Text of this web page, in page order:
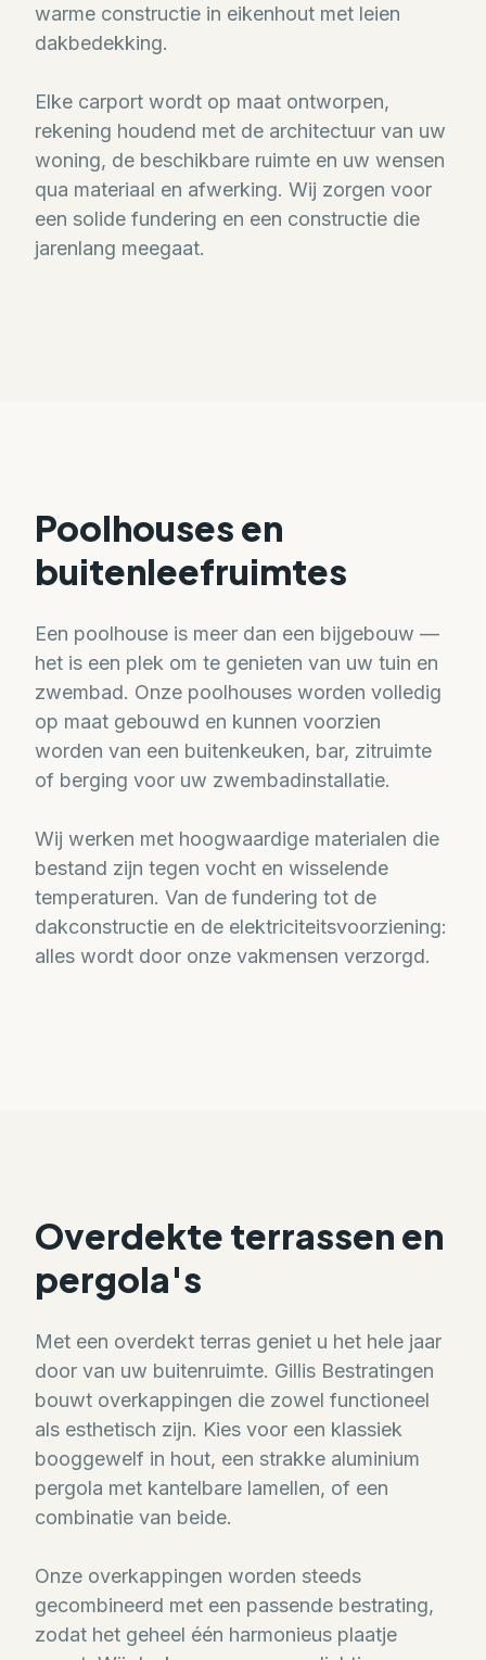
warme constructie in eikenhout met leien
dakbedekking.
Elke carport wordt op maat ontworpen,
rekening houdend met de architectuur van uw
woning, de beschikbare ruimte en uw wensen
qua materiaal en afwerking. Wij zorgen voor
een solide fundering en een constructie die
jarenlang meegaat.
Poolhouses en
buitenleefruimtes
Een poolhouse is meer dan een bijgebouw —
het is een plek om te genieten van uw tuin en
zwembad. Onze poolhouses worden volledig
op maat gebouwd en kunnen voorzien
worden van een buitenkeuken, bar, zitruimte
of berging voor uw zwembadinstallatie.
Wij werken met hoogwaardige materialen die
bestand zijn tegen vocht en wisselende
temperaturen. Van de fundering tot de
dakconstructie en de elektriciteitsvoorziening:
alles wordt door onze vakmensen verzorgd.
Overdekte terrassen en
pergola's
Met een overdekt terras geniet u het hele jaar
door van uw buitenruimte. Gillis Bestratingen
bouwt overkappingen die zowel functioneel
als esthetisch zijn. Kies voor een klassiek
booggewelf in hout, een strakke aluminium
pergola met kantelbare lamellen, of een
combinatie van beide.
Onze overkappingen worden steeds
gecombineerd met een passende bestrating,
zodat het geheel één harmonieus plaatje